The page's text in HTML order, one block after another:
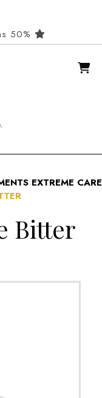
50%
EXTREME CARE
Bitter